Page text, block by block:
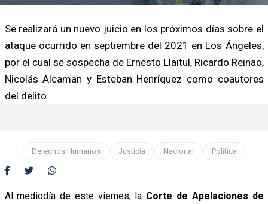
Se realizará un nuevo juicio en los próximos días sobre el
ataque ocurrido en septiembre del 2021 en Los Ángeles,
por el cual se sospecha de Ernesto Llaitul, Ricardo Reinao,
Nicolás Alcaman y Esteban Henríquez como coautores
del delito.
Derechos Humanos Justicia Nacional Política
Al mediodía de este viernes, la Corte de Apelaciones de